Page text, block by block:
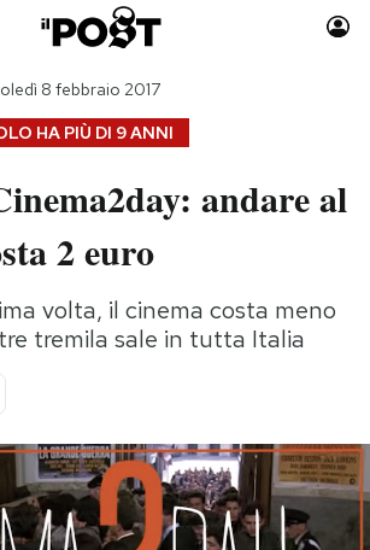
Auto
Moda
Consumismi
Storie/Idee
Ok Boomer!
Altrecose
Mondiali calcio 2026
HA PIÙ DI 9 ANNI
8 febbraio 2017
andare al
2 euro
volta, il cinema costa meno
tremila sale in tutta Italia